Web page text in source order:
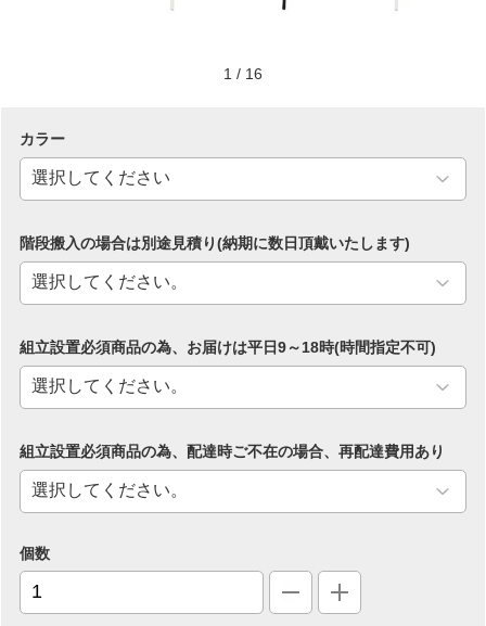
1 / 16
カラー
階段搬入の場合は別途見積り(納期に数日頂戴いたします)
組立設置必須商品の為、お届けは平日9～18時(時間指定不可)
組立設置必須商品の為、配達時ご不在の場合、再配達費用あり
個数